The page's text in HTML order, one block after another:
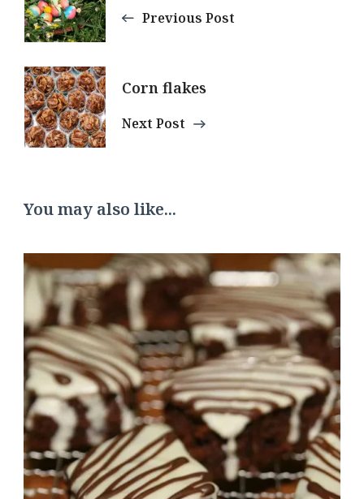
NavigationPrevious Post
Corn flakes
Next Post
You may also like...